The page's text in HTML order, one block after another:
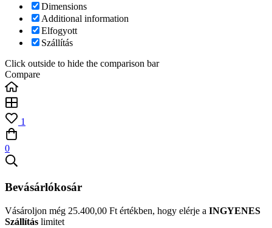
Dimensions
Additional information
Elfogyott
Szállítás
Click outside to hide the comparison bar
Compare
1
0
Bevásárlókosár
Vásároljon még 25.400,00 Ft értékben, hogy elérje a INGYENES
Szállítás limitet